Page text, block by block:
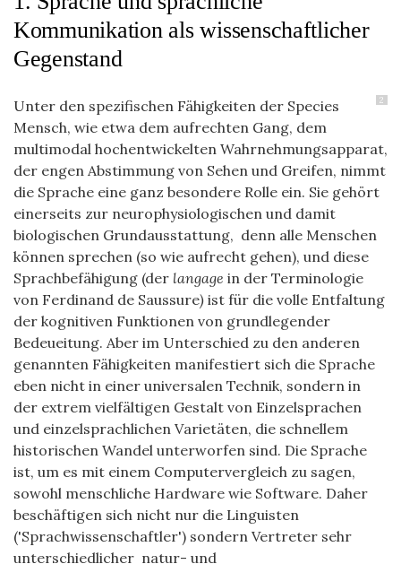
Kommunikation als wissenschaftlicher
Gegenstand
2
Unter den spezifischen Fähigkeiten der Species
Mensch, wie etwa dem aufrechten Gang, dem
multimodal hochentwickelten Wahrnehmungsapparat,
der engen Abstimmung von Sehen und Greifen, nimmt
die Sprache eine ganz besondere Rolle ein. Sie gehört
einerseits zur neurophysiologischen und damit
biologischen Grundausstattung, denn alle Menschen
können sprechen (so wie aufrecht gehen), und diese
Sprachbefähigung (der langage in der Terminologie
von Ferdinand de Saussure) ist für die volle Entfaltung
der kognitiven Funktionen von grundlegender
Bedeueitung. Aber im Unterschied zu den anderen
genannten Fähigkeiten manifestiert sich die Sprache
eben nicht in einer universalen Technik, sondern in
der extrem vielfältigen Gestalt von Einzelsprachen
und einzelsprachlichen Varietäten, die schnellem
historischen Wandel unterworfen sind. Die Sprache
ist, um es mit einem Computervergleich zu sagen,
sowohl menschliche Hardware wie Software. Daher
beschäftigen sich nicht nur die Linguisten
('Sprachwissenschaftler') sondern Vertreter sehr
unterschiedlicher natur- und